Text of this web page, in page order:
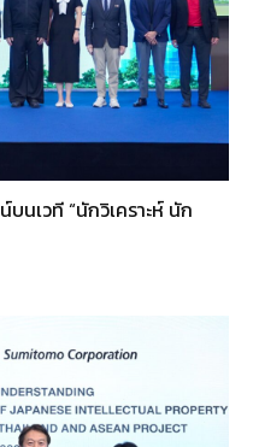
เวที “นักวิเคราะห์ นัก